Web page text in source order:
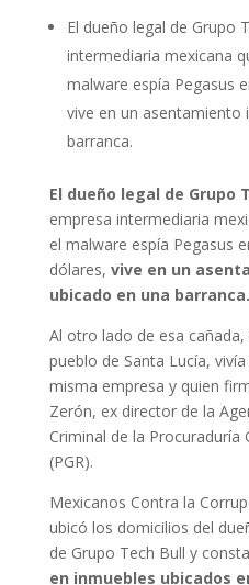
El dueño legal de Grupo
intermediaria mexicana
malware espía Pegasus
vive en un asentamiento
barranca.
El dueño legal de Grupo
empresa intermediaria
el malware espía Pegasus
dólares, vive en un
ubicado en una barranca.
Al otro lado de esa
pueblo de Santa Lucía,
misma empresa y quien
Zerón, ex director de la
Criminal de la Procuraduría
(PGR).
Mexicanos Contra la
ubicó los domicilios del
de Grupo Tech Bull y
en inmuebles ubicados